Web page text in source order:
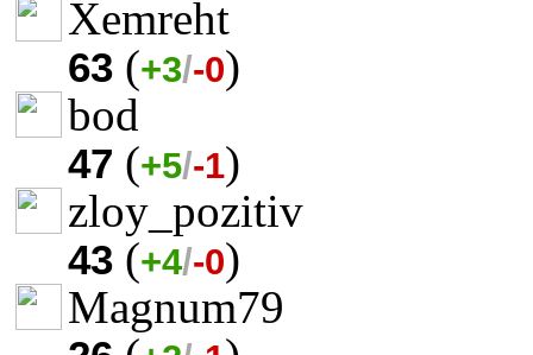
Xemreht
63 (+3/-0)
bod
47 (+5/-1)
zloy_pozitiv
43 (+4/-0)
Magnum79